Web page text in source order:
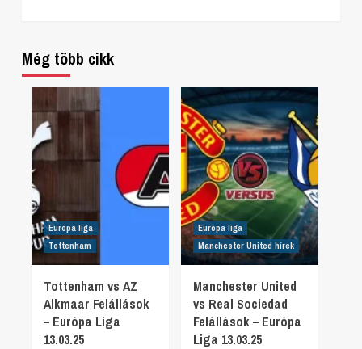
Még több cikk
Európa liga
Tottenham
Tottenham vs AZ
Alkmaar Felállások
– Európa Liga
13.03.25
Európa liga
Manchester United hírek
Manchester United
vs Real Sociedad
Felállások – Európa
Liga 13.03.25